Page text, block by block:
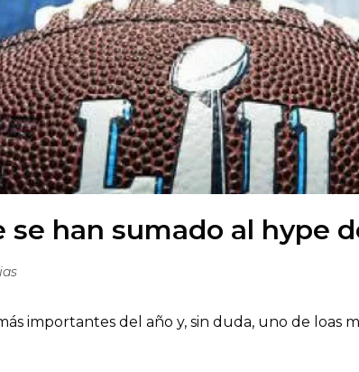
se han sumado al hype
importantes del año y, sin duda, uno de loas